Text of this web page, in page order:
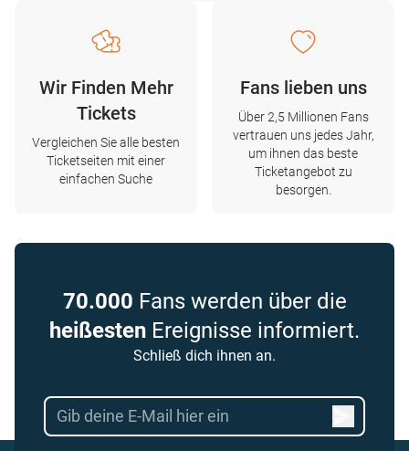
Wir Finden Mehr
Tickets
Vergleichen Sie alle besten
Ticketseiten mit einer
einfachen Suche
Fans lieben uns
Über 2,5 Millionen Fans
vertrauen uns jedes Jahr,
um ihnen das beste
Ticketangebot zu
besorgen.
70.000 Fans werden über die
heißesten Ereignisse informiert.
Schließ dich ihnen an.